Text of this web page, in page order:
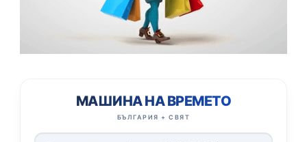
МАШИНА НА ВРЕМЕТО
БЪЛГАРИЯ + СВЯТ